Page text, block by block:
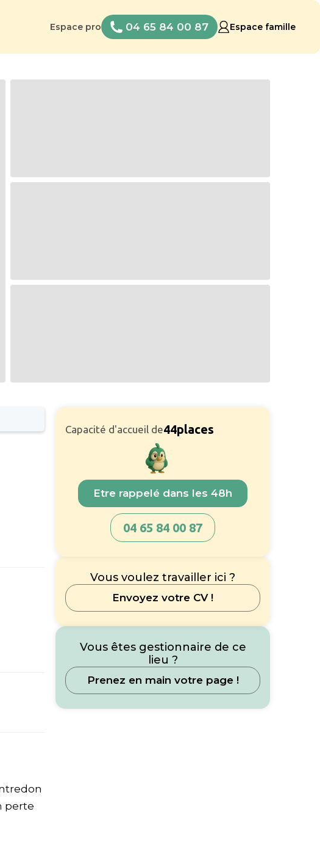
Espace pro 04 65 84 00 87 Espace famille
perte
Capacité d'accueil de44places
Etre rappelé dans les 48h
04 65 84 00 87
Vous voulez travailler ici ?
Envoyez votre CV !
Vous êtes gestionnaire de ce
lieu ?
Prenez en main votre page !